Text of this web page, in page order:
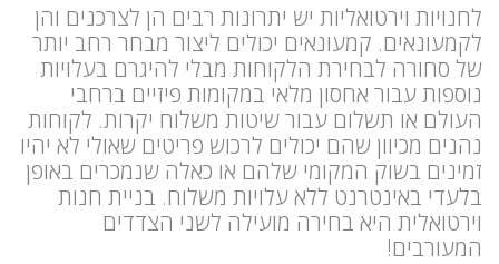
לחנויות וירטואליות יש יתרונות רבים הן לצרכנים והן
לקמעונאים. קמעונאים יכולים ליצור מבחר רחב יותר
של סחורה לבחירת הלקוחות מבלי להיגרם בעלויות
נוספות עבור אחסון מלאי במקומות פיזיים ברחבי
העולם או תשלום עבור שיטות משלוח יקרות. לקוחות
נהנים מכיוון שהם יכולים לרכוש פריטים שאולי לא יהיו
זמינים בשוק המקומי שלהם או כאלה שנמכרים באופן
בלעדי באינטרנט ללא עלויות משלוח. בניית חנות
וירטואלית היא בחירה מועילה לשני הצדדים
המעורבים!